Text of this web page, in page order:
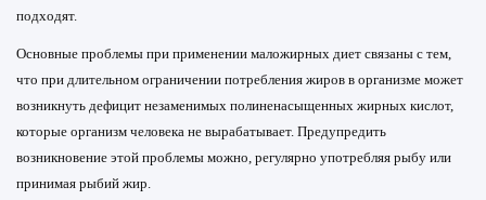
подходят.
Основные проблемы при применении маложирных диет связаны с тем,
что при длительном ограничении потребления жиров в организме может
возникнуть дефицит незаменимых полиненасыщенных жирных кислот,
которые организм человека не вырабатывает. Предупредить
возникновение этой проблемы можно, регулярно употребляя рыбу или
принимая рыбий жир.